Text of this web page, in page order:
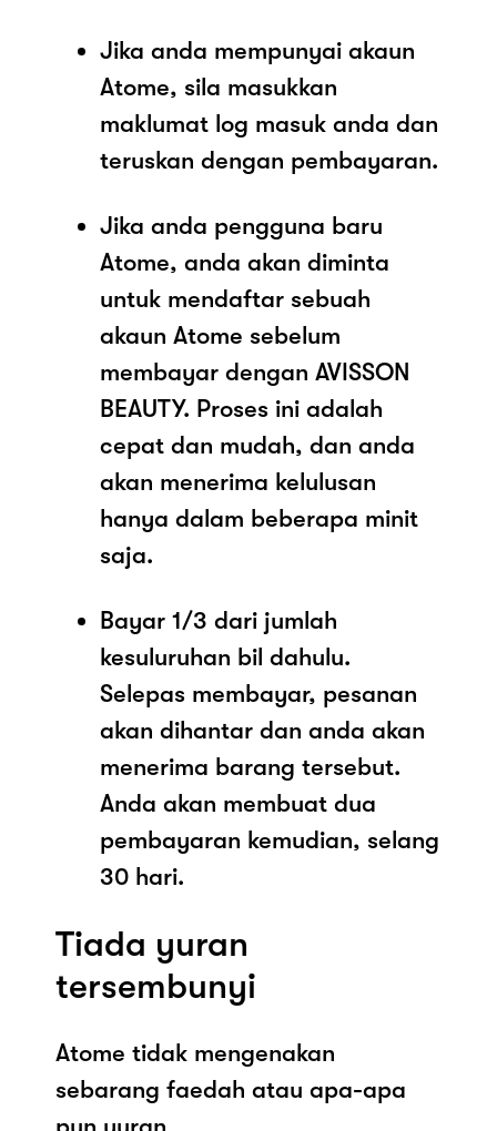
Jika anda mempunyai akaun
Atome, sila masukkan
maklumat log masuk anda dan
teruskan dengan pembayaran.
Jika anda pengguna baru
Atome, anda akan diminta
untuk mendaftar sebuah
akaun Atome sebelum
membayar dengan AVISSON
BEAUTY. Proses ini adalah
cepat dan mudah, dan anda
akan menerima kelulusan
hanya dalam beberapa minit
saja.
Bayar 1/3 dari jumlah
kesuluruhan bil dahulu.
Selepas membayar, pesanan
akan dihantar dan anda akan
menerima barang tersebut.
Anda akan membuat dua
pembayaran kemudian, selang
30 hari.
Tiada yuran
tersembunyi
Atome tidak mengenakan
sebarang faedah atau apa-apa